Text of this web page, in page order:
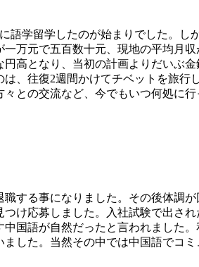
語学留学したのが始まりでした。
万元で五百数十元、現地の平均月
高となり、当初の計画よりだいぶ
、往復2週間かけてチベットを旅
との交流など、今でもいつ何処に行
する事になりました。その後体調
け応募しました。入社試験で出さ
国語が自然だったと言われました
した。当然その中では中国語でコ